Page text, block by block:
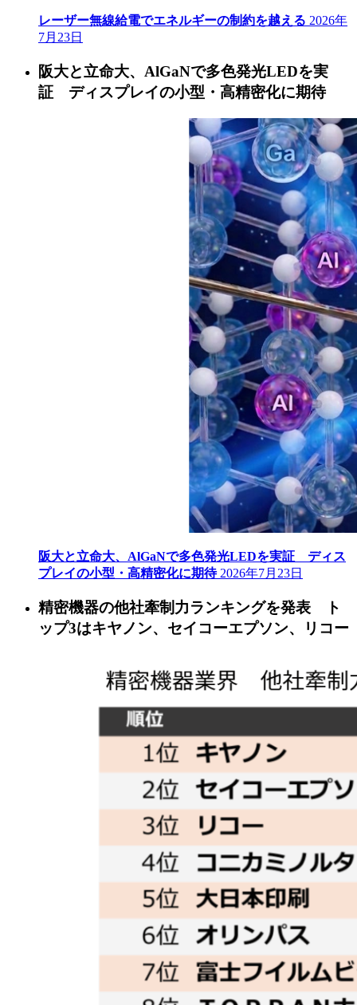
レーザー無線給電でエネルギーの制約を越える 2026年
7月23日
阪大と立命大、AlGaNで多色発光LEDを実
証 ディスプレイの小型・高精密化に期待
阪大と立命大、AlGaNで多色発光LEDを実証 ディス
プレイの小型・高精密化に期待 2026年7月23日
精密機器の他社牽制力ランキングを発表 ト
ップ3はキヤノン、セイコーエプソン、リコー